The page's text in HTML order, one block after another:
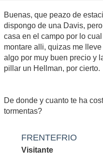
Buenas, que peazo de
dispongo de una Davis,
casa en el campo por lo
montare alli, quizas me
algo por muy buen precio y
pillar un Hellman, por cierto.
De donde y cuanto te ha
tormentas?
FRENTEFRIO
Visitante